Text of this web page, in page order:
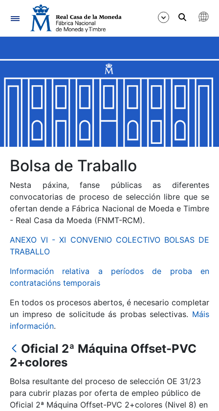
Navegación
Mostrar/Ocultar
Mostrar/Ocultar
Mostrar/Ocultar
Mostrar/Ocultar
Mostrar/Ocultar
Mostrar/Ocultar
Bolsa de Traballo
Nesta páxina, fanse públicas as diferentes
convocatorias de proceso de selección libre que se
ofertan dende a Fábrica Nacional de Moeda e Timbre
- Real Casa da Moeda (FNMT-RCM).
ANEXO VI - XI CONVENIO COLECTIVO BOLSAS DE
TRABALLO
Información relativa a períodos de proba en
contratacións temporais
En todos os procesos abertos, é necesario completar
un impreso de solicitude ás probas selectivas. Máis
información.
Oficial 2ª Máquina Offset-PVC
2+colores
Bolsa resultante del proceso de selección OE 31/23
para cubrir plazas por oferta de empleo público de
Oficial 2ª Máquina Offset-PVC 2+colores (Nivel 8) en